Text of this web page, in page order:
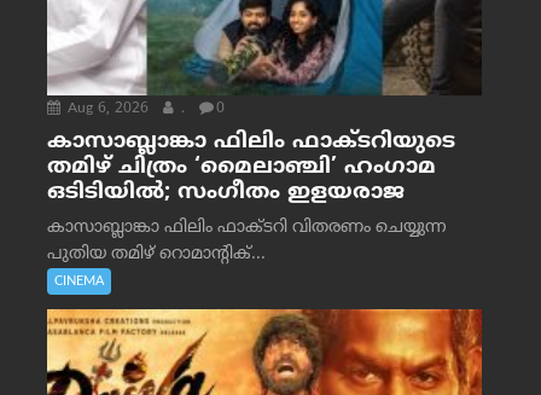
Aug 6, 2026 . 0
കാസാബ്ലാങ്കാ ഫിലിം ഫാക്ടറിയുടെ
തമിഴ് ചിത്രം ‘മൈലാഞ്ചി’ ഹംഗാമ
ഒടിടിയിൽ; സംഗീതം ഇളയരാജ
കാസാബ്ലാങ്കാ ഫിലിം ഫാക്ടറി വിതരണം ചെയ്യുന്ന
പുതിയ തമിഴ് റൊമാന്റിക്...
CINEMA